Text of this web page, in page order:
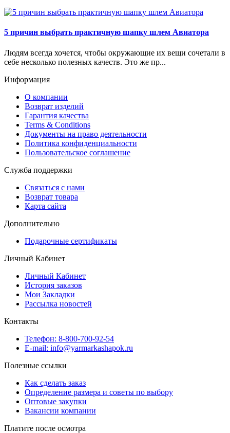
5 причин выбрать практичную шапку шлем Авиатора
Людям всегда хочется, чтобы окружающие их вещи сочетали в
себе несколько полезных качеств. Это же пр...
Информация
О компании
Возврат изделий
Гарантия качества
Terms & Conditions
Документы на право деятельности
Политика конфиденциальности
Пользовательское соглашение
Служба поддержки
Связаться с нами
Возврат товара
Карта сайта
Дополнительно
Подарочные сертификаты
Личный Кабинет
Личный Кабинет
История заказов
Мои Закладки
Рассылка новостей
Контакты
Телефон: 8-800-700-92-54
E-mail: info@yarmarkashapok.ru
Полезные ссылки
Как сделать заказ
Определение размера и советы по выбору
Оптовые закупки
Вакансии компании
Платите после осмотра